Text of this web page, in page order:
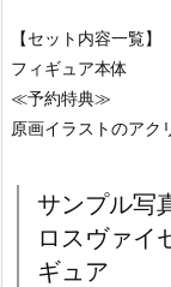
【セット内容一覧】
フィギュア本体
≪予約特典≫
原画イラストのアク
サンプル写
ロスヴァイ
ギュア